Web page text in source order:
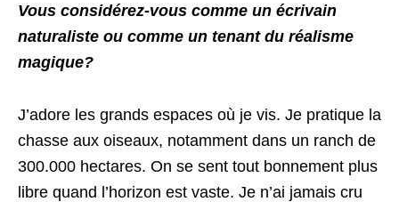
Vous considérez-vous comme un écrivain
naturaliste ou comme un tenant du réalisme
magique?
J’adore les grands espaces où je vis. Je pratique la
chasse aux oiseaux, notamment dans un ranch de
300.000 hectares. On se sent tout bonnement plus
libre quand l’horizon est vaste. Je n’ai jamais cru